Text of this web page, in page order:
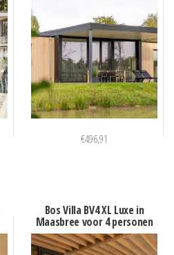
€496,91
Bos Villa BV4 XL Luxe in
Maasbree voor 4 personen